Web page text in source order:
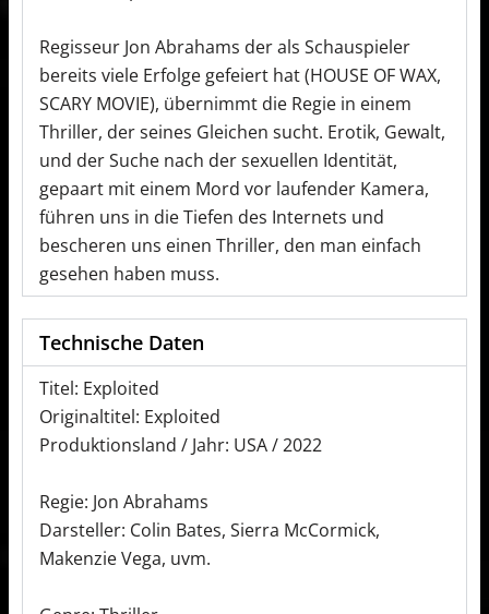
Regisseur Jon Abrahams der als Schauspieler
bereits viele Erfolge gefeiert hat (HOUSE OF WAX,
SCARY MOVIE), übernimmt die Regie in einem
Thriller, der seines Gleichen sucht. Erotik, Gewalt,
und der Suche nach der sexuellen Identität,
gepaart mit einem Mord vor laufender Kamera,
führen uns in die Tiefen des Internets und
bescheren uns einen Thriller, den man einfach
gesehen haben muss.
Technische Daten
Titel: Exploited
Originaltitel: Exploited
Produktionsland / Jahr: USA / 2022
Regie: Jon Abrahams
Darsteller: Colin Bates, Sierra McCormick,
Makenzie Vega, uvm.